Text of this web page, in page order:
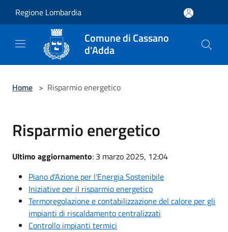
Regione Lombardia
Comune di Cassano
d'Adda
Home > Risparmio energetico
Risparmio energetico
Ultimo aggiornamento: 3 marzo 2025, 12:04
Piano d'Azione per l'Energia Sostenibile
Iniziative per il risparmio energetico
Termoregolazione e contabilizzazione del calore per gli
impianti di riscaldamento centralizzati
Controllo impianti termici